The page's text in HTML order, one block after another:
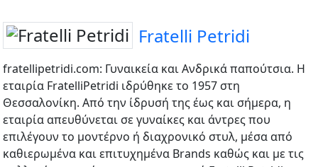
Fratelli Petridi
fratellipetridi.com: Γυναικεία και Ανδρικά παπούτσια. Η
εταιρία FratelliPetridi ιδρύθηκε το 1957 στη
Θεσσαλονίκη. Από την ίδρυσή της έως και σήμερα, η
εταιρία απευθύνεται σε γυναίκες και άντρες που
επιλέγουν το μοντέρνο ή διαχρονικό στυλ, μέσα από
καθιερωμένα και επιτυχημένα Brands καθώς και με τις